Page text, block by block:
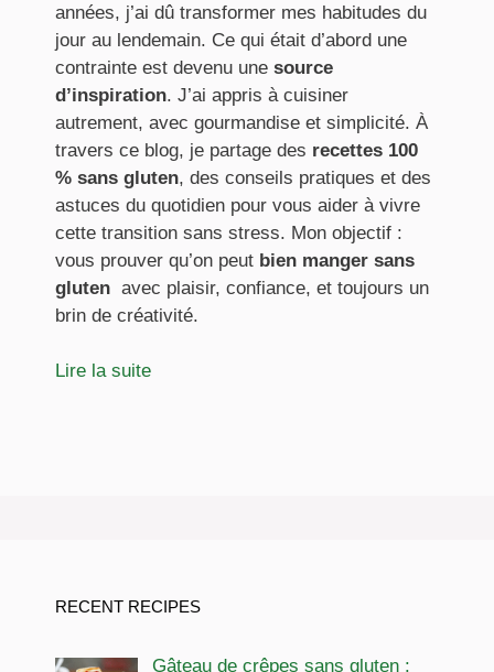
années, j’ai dû transformer mes habitudes du
jour au lendemain. Ce qui était d’abord une
contrainte est devenu une source
d’inspiration. J’ai appris à cuisiner
autrement, avec gourmandise et simplicité. À
travers ce blog, je partage des recettes 100
% sans gluten, des conseils pratiques et des
astuces du quotidien pour vous aider à vivre
cette transition sans stress. Mon objectif :
vous prouver qu’on peut bien manger sans
gluten avec plaisir, confiance, et toujours un
brin de créativité.
Lire la suite
RECENT RECIPES
Gâteau de crêpes sans gluten :